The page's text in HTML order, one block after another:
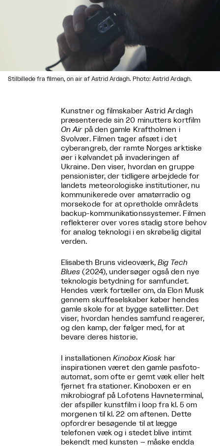
Stilbillede fra filmen, on air af Astrid Ardagh. Photo: Astrid Ardagh.
Kunstner og filmskaber Astrid Ardagh
præsenterede sin 20 minutters kortfilm
On Airpå den gamle Kraftholmen i
Svolvær. Filmen tager afsæt i det
cyberangreb, der ramte Norges arktiske
øer i kølvandet på invaderingen af
Ukraine. Den viser, hvordan en gruppe
pensionister, der tidligere arbejdede for
landets meteorologiske institutioner, nu
kommunikerede over amatørradio og
morsekode for at opretholde områdets
backup-kommunikationssystemer. Filmen
reflekterer over vores stadig store behov
for analog teknologi i en skrøbelig digital
verden.
Elisabeth Bruns videoværk,Big Tech
Blues (2024), undersøger også den nye
teknologis betydning for samfundet.
Hendes værk fortæller om, da Elon Musk
gennem skuffeselskaber køber hendes
gamle skole for at bygge satellitter. Det
viser, hvordan hendes samfund reagerer,
og den kamp, der følger med, for at
bevare deres historie.
I installationenKinobox Kiosk har
inspirationen været den gamle pasfoto-
automat, som ofte er gemt væk eller helt
fjernet fra stationer. Kinoboxen er en
mikrobiograf på Lofotens Havneterminal,
der afspiller kunstfilm i loop fra kl. 5 om
morgenen til kl. 22 om aftenen. Dette
opfordrer besøgende til at lægge
telefonen væk og i stedet blive intimt
bekendt med kunsten – måske endda